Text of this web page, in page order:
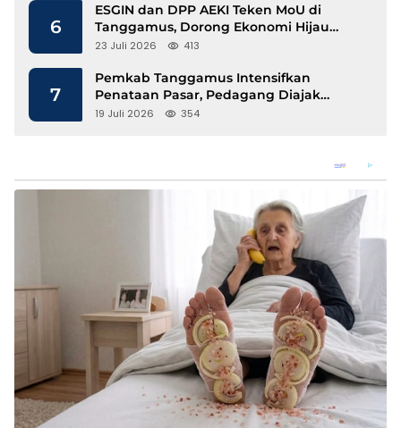
6
ESGIN dan DPP AEKI Teken MoU di
Tanggamus, Dorong Ekonomi Hijau
Berbasis Kopi dan Perdagangan Karbon
23 Juli 2026 413
7
Pemkab Tanggamus Intensifkan
Penataan Pasar, Pedagang Diajak
Tempati Pasar Modern Talang Padang
19 Juli 2026 354